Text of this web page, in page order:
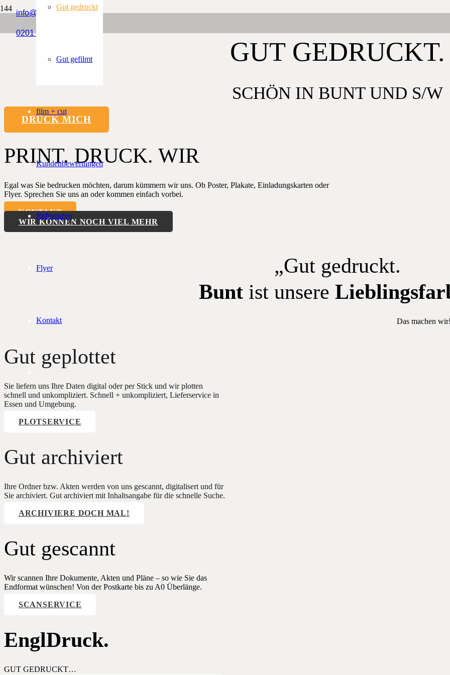
info@engldruck.de
0201 226635
Gut gedruckt
Gut gefilmt
film + cut
Kundenbewertungen
Referenzen
Flyer
Kontakt
GUT GEDRUCKT.
SCHÖN IN BUNT UND S/W
DRÜCK MICH
PRINT. DRUCK. WIR
Egal was Sie bedrucken möchten, darum kümmern wir uns. Ob Poster, Plakate, Einladungskarten oder
Flyer. Sprechen Sie uns an oder kommen einfach vorbei.
KONTAKT
WIR KÖNNEN NOCH VIEL MEHR
„Gut gedruckt.
Bunt ist unsere
Das machen wir!
Gut geplottet
Sie liefern uns Ihre Daten digital oder per Stick und wir plotten
schnell und unkompliziert. Schnell + unkompliziert, Lieferservice in
Essen und Umgebung.
PLOTSERVICE
Gut archiviert
Ihre Ordner bzw. Akten werden von uns gescannt, digitalisert und für
Sie archiviert. Gut archiviert mit Inhaltsangabe für die schnelle Suche.
ARCHIVIERE DOCH MAL!
Gut gescannt
Wir scannen Ihre Dokumente, Akten und Pläne – so wie Sie das
Endformat wünschen! Von der Postkarte bis zu A0 Überlänge.
SCANSERVICE
EnglDruck.
GUT GEDRUCKT…